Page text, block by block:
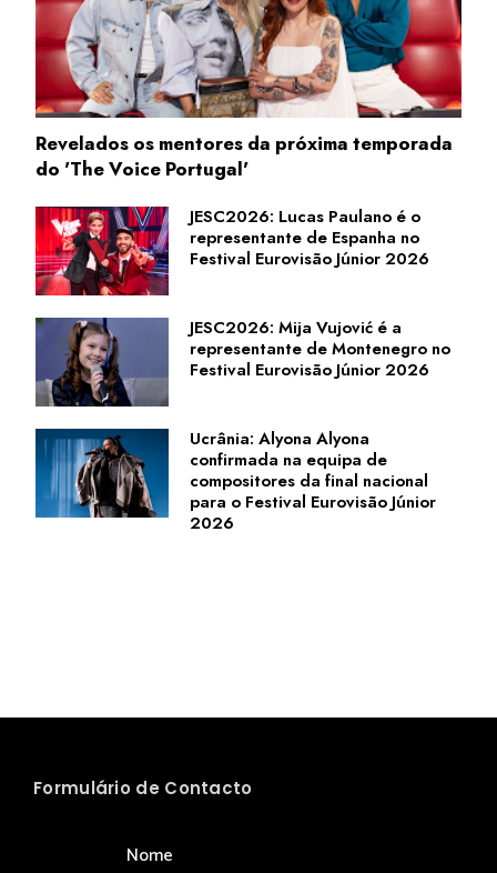
Revelados os mentores da próxima temporada
do 'The Voice Portugal'
JESC2026: Lucas Paulano é o
representante de Espanha no
Festival Eurovisão Júnior 2026
JESC2026: Mija Vujović é a
representante de Montenegro no
Festival Eurovisão Júnior 2026
Ucrânia: Alyona Alyona
confirmada na equipa de
compositores da final nacional
para o Festival Eurovisão Júnior
2026
Formulário de Contacto
Nome